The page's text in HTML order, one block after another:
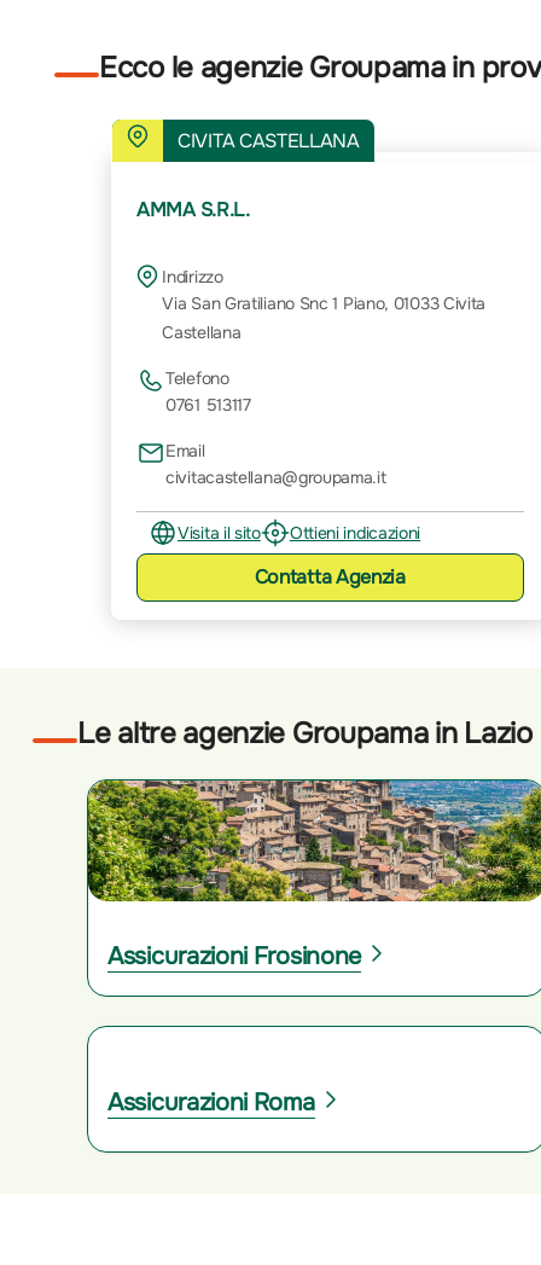
Ecco le agenzie Groupama in
CIVITA CASTELLANA
AMMA S.R.L.
Indirizzo
Via San Gratiliano Snc 1 Piano, 01033 Civita
Castellana
Telefono
0761 513117
Email
civitacastellana@groupama.it
Visita il sito Ottieni indicazioni
ContattaAgenzia
Le altre agenzie Groupama in Lazio
Assicurazioni Frosinone
Assicurazioni Roma